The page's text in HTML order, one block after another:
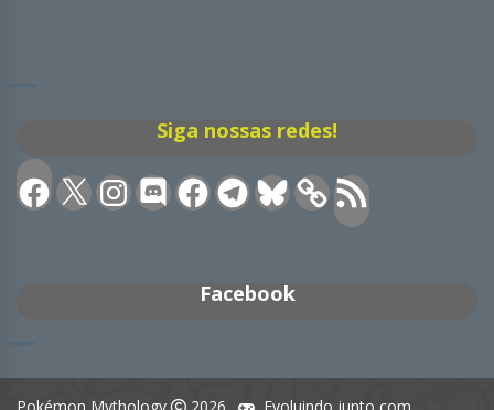
Siga nossas redes!
Facebook
X Instagram
DiscordFacebookTelegramBluesky Feed
RSS
Facebook